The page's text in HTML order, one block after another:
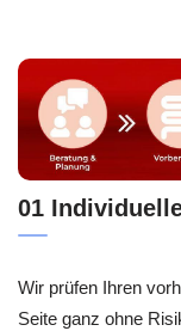
01
Wir prüfen Ihren
Seite ganz ohne